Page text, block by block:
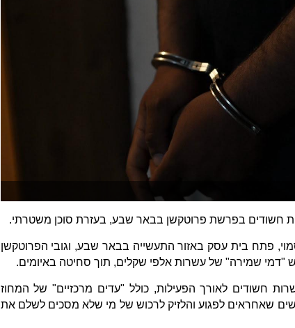
חשודים בפרשת פרוטקשן בבאר שבע, בעזרת סוכן משטרתי.
פתח בית עסק באזור התעשייה בבאר שבע, וגובי הפרוטקשן
"דמי שמירה" של עשרות אלפי שקלים, תוך סחיטה באיומים.
חשודים לאורך הפעילות, כולל "עדים מרכזיים" של המחוז
שאחראים לפגוע והלזיק לרכוש של מי שלא מסכים לשלם את